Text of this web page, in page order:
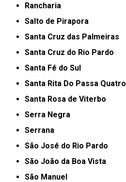
Rancharia
Salto de Pirapora
Santa Cruz das Palmeiras
Santa Cruz do Rio Pardo
Santa Fé do Sul
Santa Rita Do Passa Quatro
Santa Rosa de Viterbo
Serra Negra
Serrana
São José do Rio Pardo
São João da Boa Vista
São Manuel